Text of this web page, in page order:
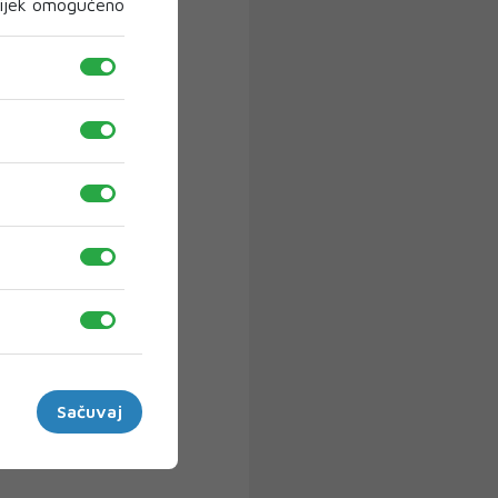
Sačuvaj